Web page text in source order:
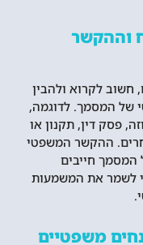
וההקשר
חשוב לקרוא ולהבין
המסמך. לדוגמה,
פסק דין, תקנון או
ההקשר המשפטי
המסמך חייבים
לשמר את המשמעות
משפטיים